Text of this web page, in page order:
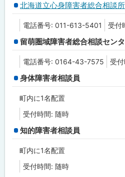
北海道立心身障害者総合相談所
電話番号: 011-613-5401 受付
留萌圏域障害者総合相談セン
電話番号: 0164-43-7575 受
身体障害者相談員
町内に1名配置
受付時間: 随時
知的障害者相談員
町内に1名配置
受付時間: 随時